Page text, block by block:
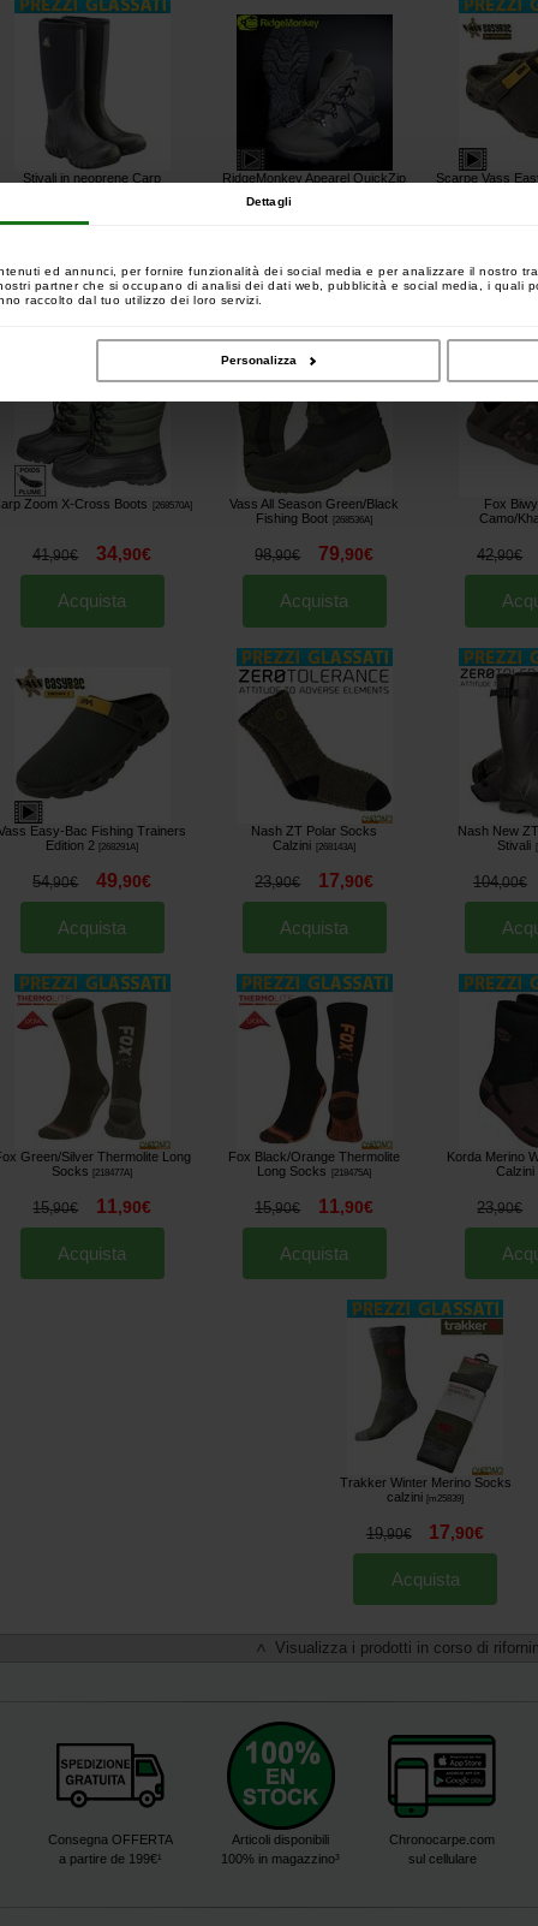
Dettagli
ed annunci, per fornire funzionalità dei social media e per analizzare il nostro
partner che si occupano di analisi dei dati web, pubblicità e social media, i quali
raccolto dal tuo utilizzo dei loro servizi.
Personalizza
Stivali in neoprene Carp
94,90€
Acquista
RidgeMonkey Apearel QuickZip
Acquista
Scarpe Vass
Zoom X-Cross Boots 268570A]
41,90€ 34,90€
Acquista
Vass All Season Green/Black
Fishing Boot
268536A]
98,90€ 79,90€
Acquista
Fox
Camo/
42,90€
Easy-Bac Fishing Trainers
Edition 2 [268291A]
54,90€ 49,90€
Acquista
Nash ZT Polar Socks
Calzini [268143A]
23,90€ 17,90€
Acquista
Nash New
Stivali [
104,00€
Green/Silver Thermolite Long
Socks
218477A]
15,90€ 11,90€
Acquista
Fox Black/Orange Thermolite
Long Socks
218475A]
15,90€ 11,90€
Acquista
Korda Merino
Calzini
23,90€
Trakker Winter Merino Socks
calzini [m25839]
19,90€ 17,90€
Acquista
< Visualizza i prodotti in corso di
Consegna OFFERTA
a partire de 199€¹
Articoli disponibili
100% in magazzino³
Chronocarpe.com
sul cellulare